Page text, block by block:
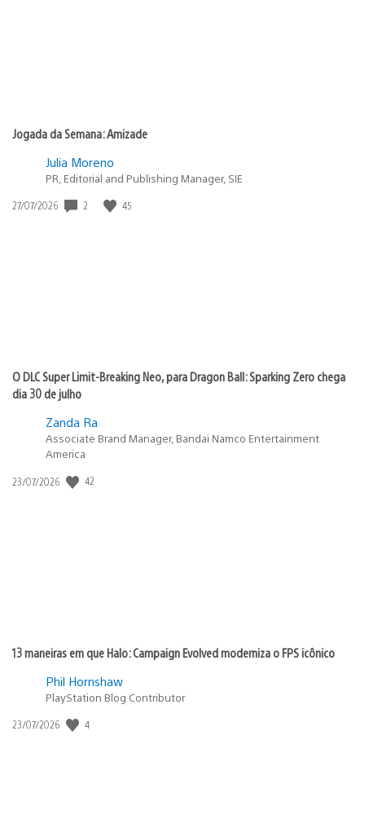
Jogada da Semana: Amizade
Julia Moreno
PR, Editorial and Publishing Manager, SIE
Data
27/07/2026 2 45
O DLC Super Limit-Breaking Neo, para Dragon Ball: Sparking Zero chega
dia 30 de julho
Zanda Ra
Associate Brand Manager, Bandai Namco Entertainment
America
Data
23/07/2026 42
13 maneiras em que Halo: Campaign Evolved moderniza o FPS icônico
Phil Hornshaw
PlayStation Blog Contributor
Data
23/07/2026 4